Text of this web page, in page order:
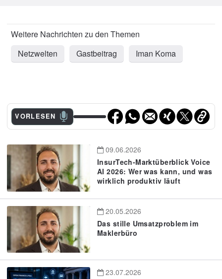
Netzwelten Gastbeitrag Iman Koma
VORLESEN
09.06.2026
InsurTech-Marktüberblick Voice
AI 2026: Wer was kann, und was
wirklich produktiv läuft
20.05.2026
Das stille Umsatzproblem im
Maklerbüro
23.07.2026